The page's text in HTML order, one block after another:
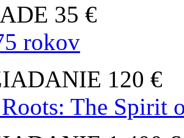
35 €
rokov
120 €
The Spirit